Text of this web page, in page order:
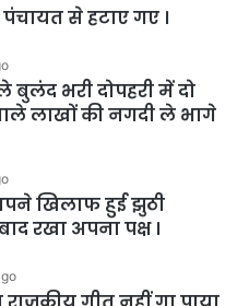
पंचायत से हटाए गए ।
बुलंद भरी दोपहरी में दो
लाखों की नगदी ले भागे
खिलाफ हुई झुठी
रखा अपना पक्ष ।